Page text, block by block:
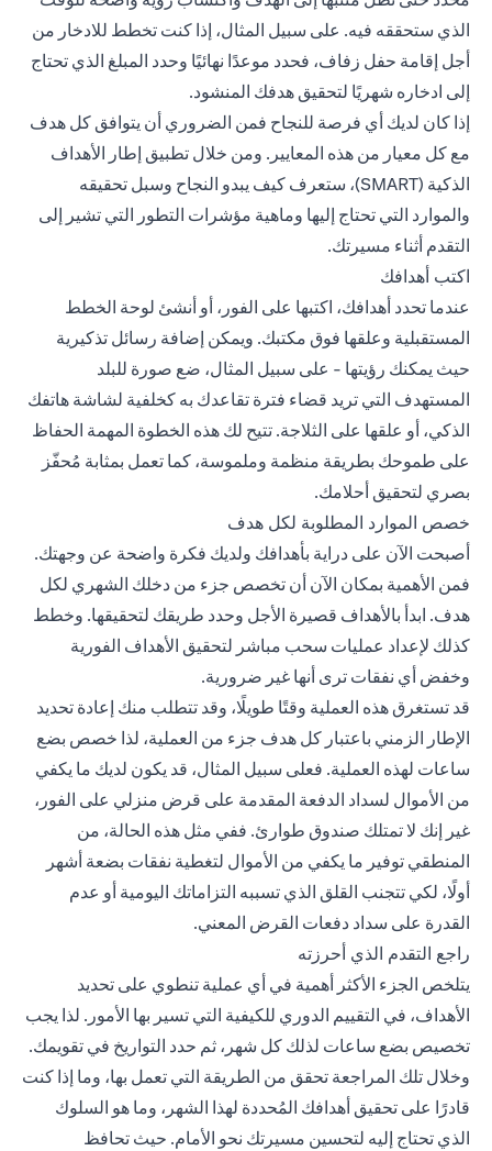
الذي ستحققه فيه. على سبيل المثال، إذا كنت تخطط للادخار من
أجل إقامة حفل زفاف، فحدد موعدًا نهائيًا وحدد المبلغ الذي تحتاج
إلى ادخاره شهريًا لتحقيق هدفك المنشود.
إذا كان لديك أي فرصة للنجاح فمن الضروري أن يتوافق كل هدف
مع كل معيار من هذه المعايير. ومن خلال تطبيق إطار الأهداف
الذكية (SMART)، ستعرف كيف يبدو النجاح وسبل تحقيقه
والموارد التي تحتاج إليها وماهية مؤشرات التطور التي تشير إلى
التقدم أثناء مسيرتك.
اكتب أهدافك
عندما تحدد أهدافك، اكتبها على الفور، أو أنشئ لوحة الخطط
المستقبلية وعلقها فوق مكتبك. ويمكن إضافة رسائل تذكيرية
حيث يمكنك رؤيتها - على سبيل المثال، ضع صورة للبلد
المستهدف التي تريد قضاء فترة تقاعدك به كخلفية لشاشة هاتفك
الذكي، أو علقها على الثلاجة. تتيح لك هذه الخطوة المهمة الحفاظ
على طموحك بطريقة منظمة وملموسة، كما تعمل بمثابة مُحفّز
بصري لتحقيق أحلامك.
خصص الموارد المطلوبة لكل هدف
أصبحت الآن على دراية بأهدافك ولديك فكرة واضحة عن وجهتك.
فمن الأهمية بمكان الآن أن تخصص جزء من دخلك الشهري لكل
هدف. ابدأ بالأهداف قصيرة الأجل وحدد طريقك لتحقيقها. وخطط
كذلك لإعداد عمليات سحب مباشر لتحقيق الأهداف الفورية
وخفض أي نفقات ترى أنها غير ضرورية.
قد تستغرق هذه العملية وقتًا طويلًا، وقد تتطلب منك إعادة تحديد
الإطار الزمني باعتبار كل هدف جزء من العملية، لذا خصص بضع
ساعات لهذه العملية. فعلى سبيل المثال، قد يكون لديك ما يكفي
من الأموال لسداد الدفعة المقدمة على قرض منزلي على الفور،
غير إنك لا تمتلك صندوق طوارئ. ففي مثل هذه الحالة، من
المنطقي توفير ما يكفي من الأموال لتغطية نفقات بضعة أشهر
أولًا، لكي تتجنب القلق الذي تسببه التزاماتك اليومية أو عدم
القدرة على سداد دفعات القرض المعني.
راجع التقدم الذي أحرزته
يتلخص الجزء الأكثر أهمية في أي عملية تنطوي على تحديد
الأهداف، في التقييم الدوري للكيفية التي تسير بها الأمور. لذا يجب
تخصيص بضع ساعات لذلك كل شهر، ثم حدد التواريخ في تقويمك.
وخلال تلك المراجعة تحقق من الطريقة التي تعمل بها، وما إذا كنت
قادرًا على تحقيق أهدافك المُحددة لهذا الشهر، وما هو السلوك
الذي تحتاج إليه لتحسين مسيرتك نحو الأمام. حيث تحافظ